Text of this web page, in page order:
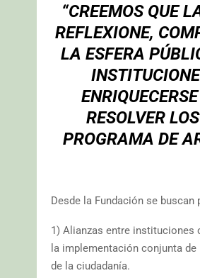
“CREEMOS QUE
REFLEXIONE,
LA ESFERA
RESOLVER
PROGRAMA DE
Desde la Fundación se
1) Alianzas entre instituciones
la implementación conjunta
de la ciudadanía.